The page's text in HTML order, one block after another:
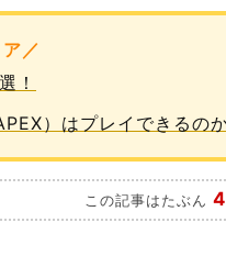
／
！
）はプレイできるのか
この記事はたぶん 4